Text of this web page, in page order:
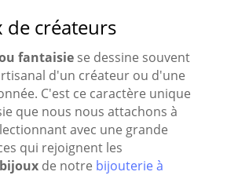
de créateurs
fantaisie se dessine souvent
d'un créateur ou d'une
C'est ce caractère unique
que nous nous attachons à
avec une grande
qui rejoignent les
de notre bijouterie à